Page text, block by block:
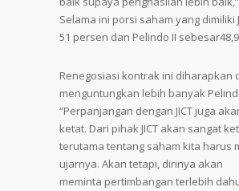
Selama ini porsi saham yang dimiliki
51 persen dan Pelindo II
Renegosiasi kontrak ini diharapkan
menguntungkan lebih banyak
“Perpanjangan dengan JICT juga
ketat. Dari pihak JICT akan sangat
terutama tentang saham kita harus
ujarnya. Akan tetapi, dirinya akan
meminta pertimbangan terlebih